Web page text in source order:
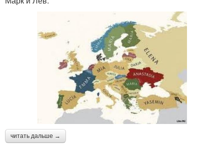
читать дальше →